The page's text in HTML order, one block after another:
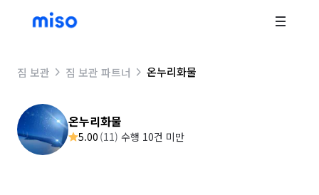
짐 보관 짐 보관 파트너 온누리화물
온누리화물
5.00 (11) 수행 10건 미만